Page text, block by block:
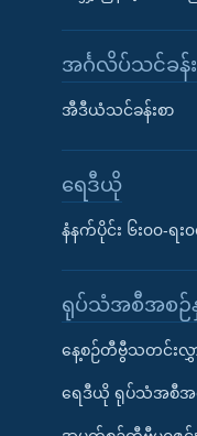
အင်္ဂလိပ်သင်ခန်း
အီဒီယံသင်ခန်းစာ
ရေဒီယို
နံနက်ပိုင်း ၆း၀၀-ရး
ရုပ်သံအစီအစဉ်နှ
နေ့စဉ်တီဗွီသတင်းလွှ
ရေဒီယို ရုပ်သံအစီအ